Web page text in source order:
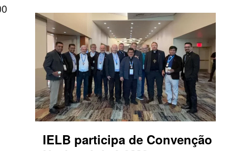
IELB participa de Convenção